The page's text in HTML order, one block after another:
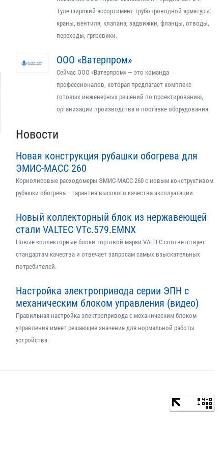
Туле широкий ассортимент трубопроводной арматуры:
краны, вентиля, клапана, задвижки, фланцы, отводы,
переходы, грязевики.
ООО «Ватерпром»
Сейчас ООО «Ватерпром» — это команда
профессионалов, которая предлагает комплекс
готовых инженерных решений по проектированию,
организации производства и поставке оборудования.
Новости
Новая конструкция рубашки обогрева для
ЭМИС-МАСС 260
Кориолисовые расходомеры ЭМИС-МАСС 260 с новым конструктивом
рубашки обогрева – гарантия высокого качества эксплуатации.
Новый коллекторный блок из нержавеющей
стали VALTEC VTс.579.EMNX
Новые коллекторные блоки торговой марки VALTEC соответствует
стандартам качества и отвечает запросам самых взыскательных
потребителей.
Настройка электропривода серии ЭПН с
механическим блоком управления (видео)
Правильная настройка электропривода с механическим блоком
управления имеет решающее значение для нормальной работы
устройства.